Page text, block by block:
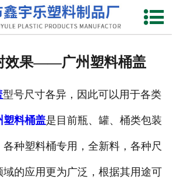
网站首页
联系我们
效果——广州塑料桶盖
型号尺寸各异，因此可以用于各类
塑料桶盖是目前瓶、罐、桶类包装
种塑料桶专用，全新料，各种尺
的应用更为广泛，根据其用途可